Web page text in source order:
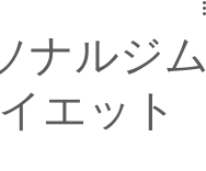
ナルジム
エット